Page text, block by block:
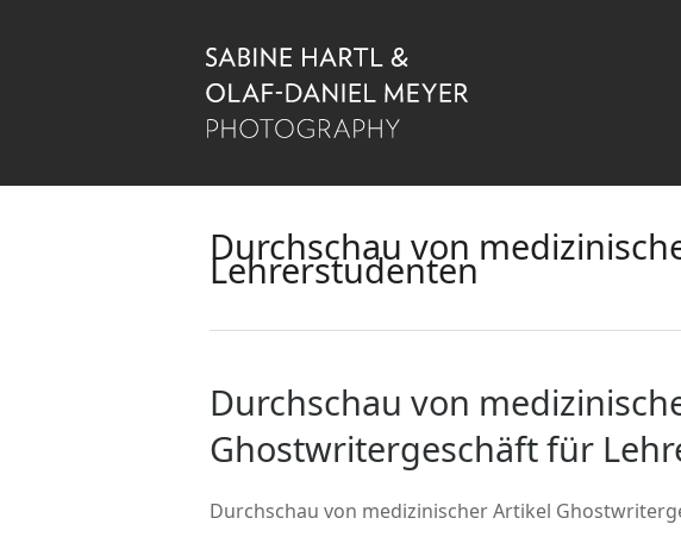
Durchschau von
Lehrerstudenten
Durchschau von
Ghostwritergeschäft für
Durchschau von medizinischer Artikel